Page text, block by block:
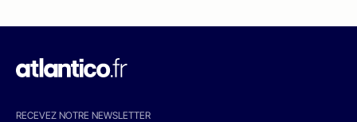
RECEVEZ NOTRE NEWSLETTER